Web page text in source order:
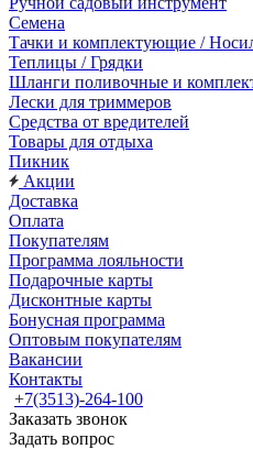
Семена
Тачки и комплектующие /
Теплицы / Грядки
Шланги поливочные и
Лески для триммеров
Средства от вредителей
Товары для отдыха
Пикник
Акции
Доставка
Оплата
Покупателям
Программа лояльности
Подарочные карты
Дисконтные карты
Бонусная программа
Оптовым покупателям
Вакансии
Контакты
+7(3513)-264-100
Заказать звонок
Задать вопрос